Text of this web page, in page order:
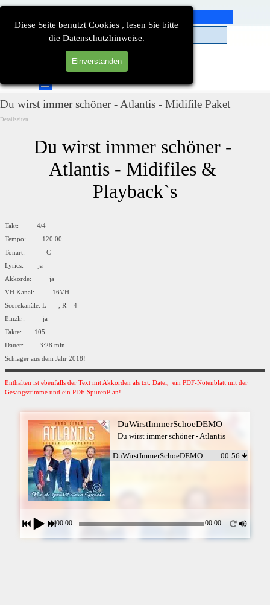
Diese Seite benutzt Cookies , lesen Sie bitte
die Datenschutzhinweise.
Einverstanden
Direkt zum Seiteninhalt
Menü überspringen
Du wirst immer schöner - Atlantis - Midifile Paket
Detailseiten
Du wirst immer schöner -
Atlantis - Midifiles &
Playback`s
Takt: 4/4
Tempo: 120.00
Tonart: C
Lyrics: ja
Akkorde: ja
VH Kanal: 16VH
Scorekanäle: L = --, R = 4
Einzlr.: ja
Takte: 105
Dauer: 3:28 min
Schlager aus dem Jahr 2018!
Enthalten ist ebenfalls der Text mit Akkorden als txt. Datei, ein PDF-Notenblatt mit der
Gesangsstimme und ein PDF-SpurenPlan!
DuWirstImmerSchoeDEMO
Du wirst immer schöner - Atlantis
DuWirstImmerSchoeDEMO 00:56
00:00 00:00